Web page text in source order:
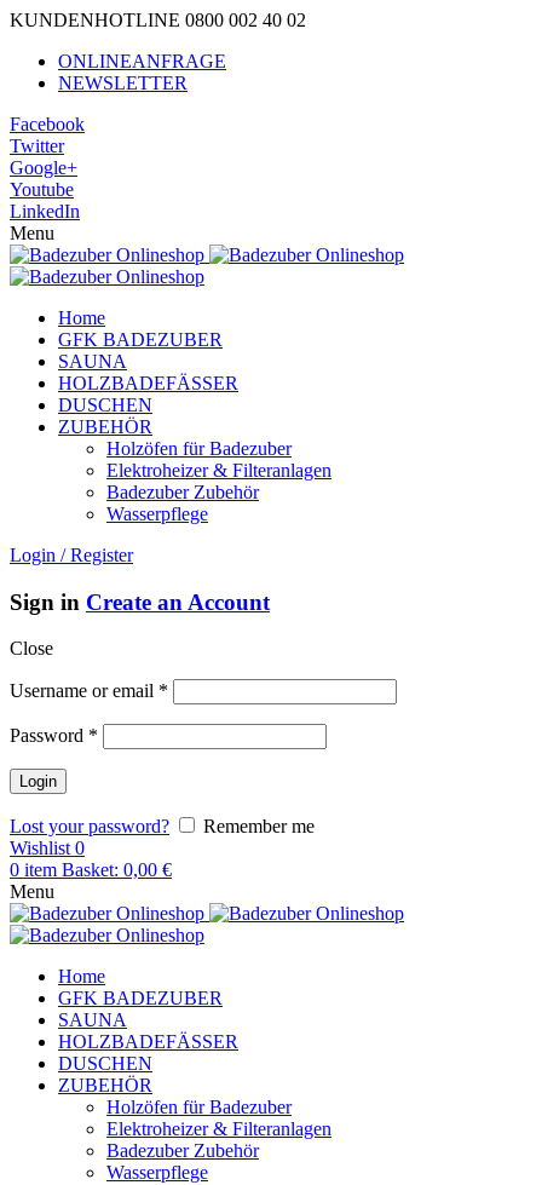
KUNDENHOTLINE 0800 002 40 02
ONLINEANFRAGE
NEWSLETTER
Facebook
Twitter
Google+
Youtube
LinkedIn
Menu
Home
GFK BADEZUBER
SAUNA
HOLZBADEFÄSSER
DUSCHEN
ZUBEHÖR
Holzöfen für Badezuber
Elektroheizer & Filteranlagen
Badezuber Zubehör
Wasserpflege
Login / Register
Sign in Create an Account
Close
Username or email *
Password *
Lost your password?
Remember me
Wishlist 0
0 item Basket: 0,00 €
Menu
Home
GFK BADEZUBER
SAUNA
HOLZBADEFÄSSER
DUSCHEN
ZUBEHÖR
Holzöfen für Badezuber
Elektroheizer & Filteranlagen
Badezuber Zubehör
Wasserpflege